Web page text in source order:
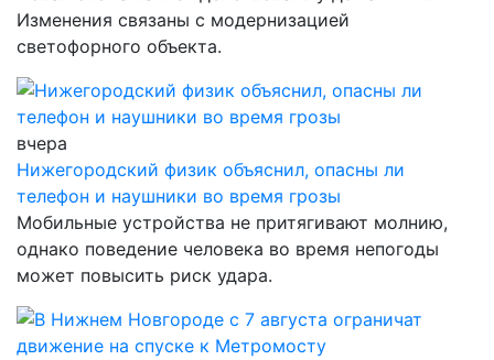
Изменения связаны с модернизацией
светофорного объекта.
вчера
Нижегородский физик объяснил, опасны ли
телефон и наушники во время грозы
Мобильные устройства не притягивают молнию,
однако поведение человека во время непогоды
может повысить риск удара.